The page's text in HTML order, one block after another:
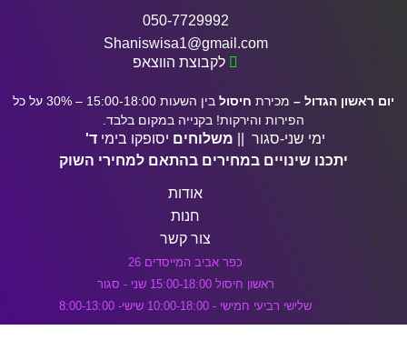
אודות
חנות
צור קשר
כפר אביב המייסדים 26
ראשון חיסול 15:00-18:00 שני - סגור
שלישי רביעי חמישי - 10:00-18:00 שישי- 8:00-13:00
יום ראשון הגדול – מכירת חיסול
בין השעות 15:00-18:00 – 30% על כל
הפירות והירקות! בקנייה במקום בלבד.
ימי שני-סגור || משלוחים יסופקו בימי ד'
יתכנו שינויים במחירים בהתאם למחירי השוק
050-7729992
Shaniswisa1@gmail.com
לקבוצת הווצאפ